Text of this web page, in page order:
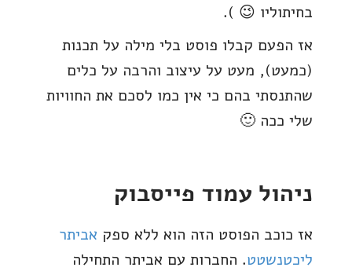
בחיתוליו 😉 ).
אז הפעם קבלו פוסט בלי מילה על תכנות
(כמעט), מעט על עיצוב והרבה על כלים
שהתנסתי בהם כי אין כמו לסכם את החוויות
שלי ככה 🙂
ניהול עמוד פייסבוק
אז כוכב הפוסט הזה הוא ללא ספק אביתר
ליכטנשטט. החברות עם אביתר התחילה